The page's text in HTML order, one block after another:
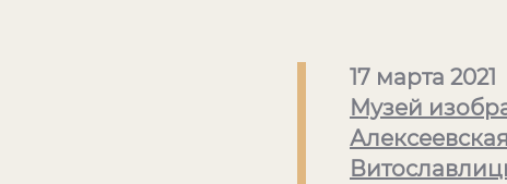
17 марта 2021
Музей